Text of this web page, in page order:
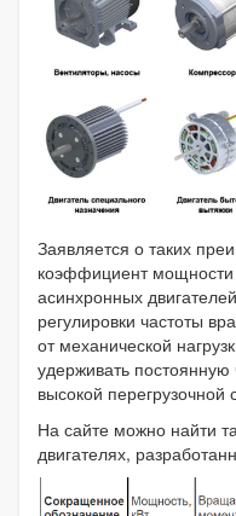
Заявляется о таких
коэффициент
асинхронных
регулировки частоты
от механической
удерживать постоянную
высокой перегрузочной
На сайте можно найти
двигателях,